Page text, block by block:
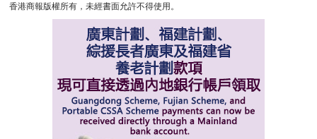
香港商報版權所有，未經書面允許不得使用。